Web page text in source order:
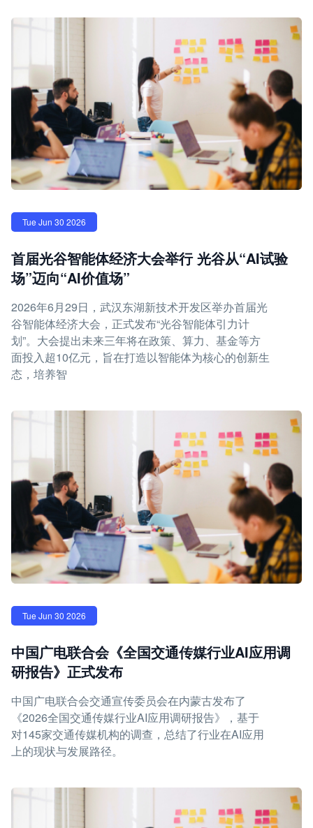
Tue Jun 30 2026
首届光谷智能体经济大会举行 光谷从“AI试验
场”迈向“AI价值场”
2026年6月29日，武汉东湖新技术开发区举办首届光
谷智能体经济大会，正式发布“光谷智能体引力计
划”。大会提出未来三年将在政策、算力、基金等方
面投入超10亿元，旨在打造以智能体为核心的创新生
态，培养智
Tue Jun 30 2026
中国广电联合会《全国交通传媒行业AI应用调
研报告》正式发布
中国广电联合会交通宣传委员会在内蒙古发布了
《2026全国交通传媒行业AI应用调研报告》，基于
对145家交通传媒机构的调查，总结了行业在AI应用
上的现状与发展路径。